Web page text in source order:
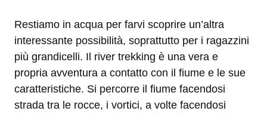
Restiamo in acqua per farvi scoprire un’altra
interessante possibilità, soprattutto per i ragazzini
più grandicelli. Il river trekking è una vera e
propria avventura a contatto con il fiume e le sue
caratteristiche. Si percorre il fiume facendosi
strada tra le rocce, i vortici, a volte facendosi